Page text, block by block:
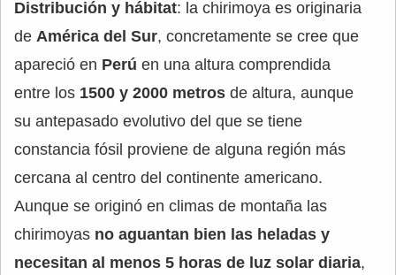
Distribución y hábitat: la chirimoya es originaria
de América del Sur, concretamente se cree que
apareció en Perú en una altura comprendida
entre los 1500 y 2000 metros de altura, aunque
su antepasado evolutivo del que se tiene
constancia fósil proviene de alguna región más
cercana al centro del continente americano.
Aunque se originó en climas de montaña las
chirimoyas no aguantan bien las heladas y
necesitan al menos 5 horas de luz solar diaria,